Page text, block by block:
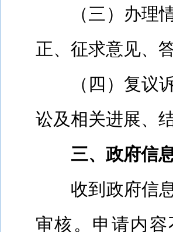
（三）办理
正、征求意见、
（四）复议
讼及相关进展、
三、政府信
收到政府信
审核。申请内